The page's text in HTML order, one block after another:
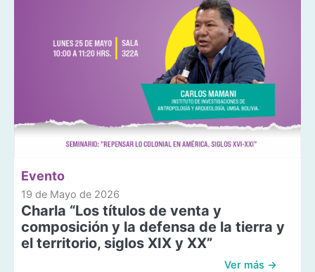
Evento
19 de Mayo de 2026
Charla “Los títulos de venta y
composición y la defensa de la tierra y
el territorio, siglos XIX y XX”
Ver más →